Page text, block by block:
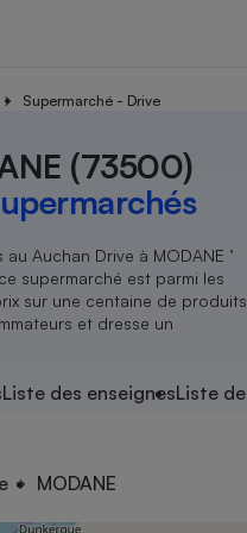
Supermarché - Drive
(73500)
Auchan Drive à MODANE ’
supermarché est parmi les
sur une centaine de produits
et dresse un
Liste des enseignesListe
MODANE
Additifs
Nutrition
Assurance auto
Magasin - Grande surface
Méthode de vente -
Organismes de défense
Système judiciairegratuit
Déchet
Achat - Vente - Travaux
Location
Sport
électrique
Démarche administrative
Senior
Service marchand
Train
Transport aérien
Ensemble